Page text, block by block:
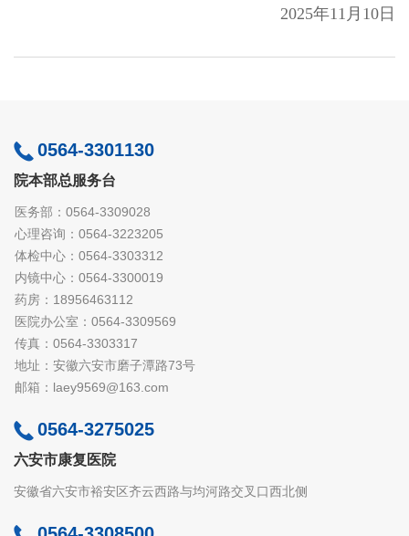
2025年11月10日
0564-3301130
院本部总服务台
医务部：0564-3309028
心理咨询：0564-3223205
体检中心：0564-3303312
内镜中心：0564-3300019
药房：18956463112
医院办公室：0564-3309569
传真：0564-3303317
地址：安徽六安市磨子潭路73号
邮箱：laey9569@163.com
0564-3275025
六安市康复医院
安徽省六安市裕安区齐云西路与均河路交叉口西北侧